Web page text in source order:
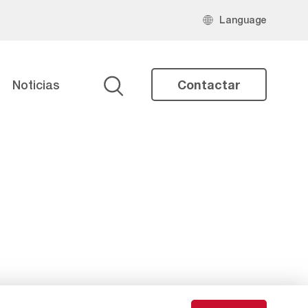
Language
Contactar
Noticias